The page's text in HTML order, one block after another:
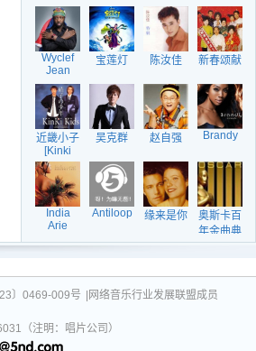
Wyclef
Jean
宝莲灯 陈汝佳 新春颂献
近畿小子
[Kinki
Kids]
吴克群 赵自强 Brandy
India
Arie
Antiloop 缘来是你
奥斯卡百
年金曲典
藏之八
〕0469-009号 |网络音乐行业发展联盟成员
（注明：唱片公司）